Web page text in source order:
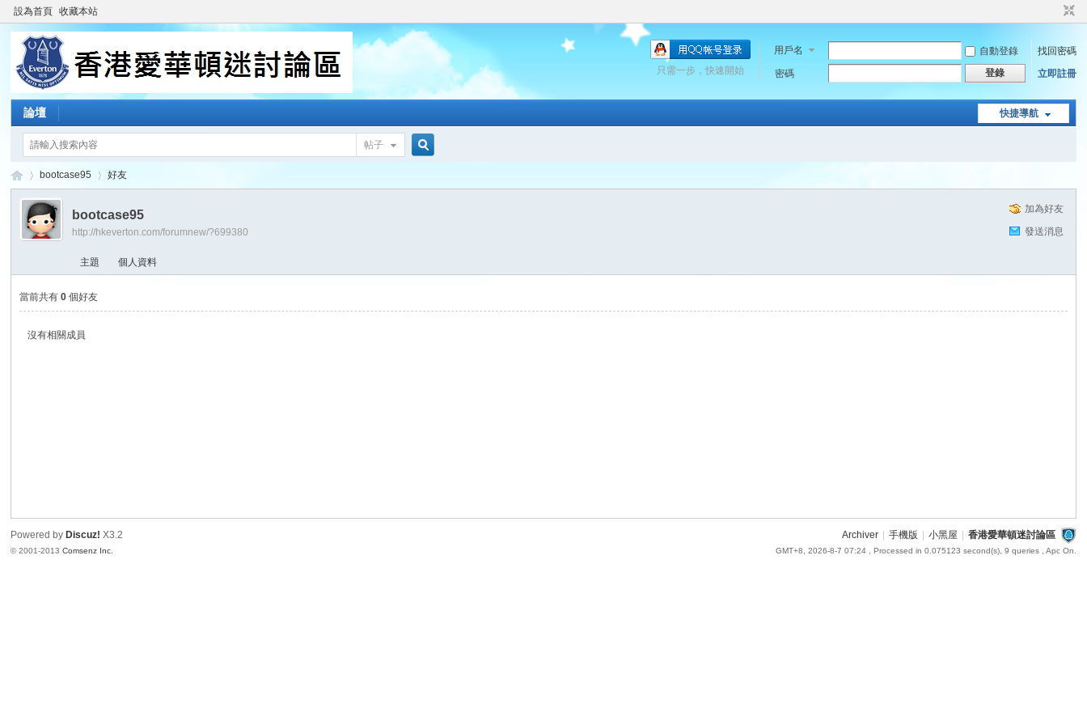
設為首頁 收藏本站
用戶名 自動登錄
找回密碼
密碼
登錄 立即註冊
只需一步，快速開始
快捷導航
論壇
帖子
›
bootcase95 好友
加為好友
發送消息
bootcase95
http://hkeverton.com/forumnew/?699380
主題 個人資料
當前共有0 個好友
沒有相關成員
Archiver 手機版 小黑屋 香港愛華頓迷討論區
GMT+8, 2026-8-7 07:24, Processed in 0.075123 second(s), 9 queries , Apc On.
Powered by Discuz! X3.2
© 2001-2013Comsenz Inc.